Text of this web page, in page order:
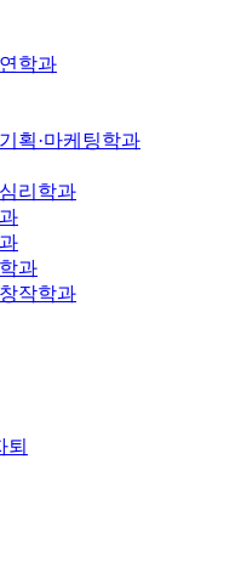
학과
획·마케팅학과
리학과
과
작학과
퇴